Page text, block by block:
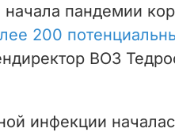
пандемии
200
ВОЗ
инфекции